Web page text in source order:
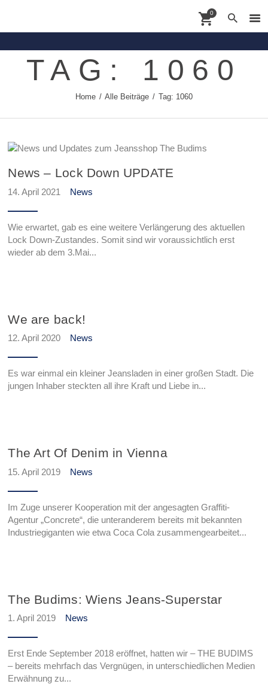
0
TAG: 1060
Home Alle Beiträge Tag: 1060
Contact
Brands
News – Lock Down UPDATE
14. April 2021 News
Wie erwartet, gab es eine weitere Verlängerung des aktuellen
Lock Down-Zustandes. Somit sind wir voraussichtlich erst
wieder ab dem 3.Mai...
We are back!
12. April 2020 News
Es war einmal ein kleiner Jeansladen in einer großen Stadt. Die
jungen Inhaber steckten all ihre Kraft und Liebe in...
The Art Of Denim in Vienna
15. April 2019 News
Im Zuge unserer Kooperation mit der angesagten Graffiti-
Agentur „Concrete“, die unteranderem bereits mit bekannten
Industriegiganten wie etwa Coca Cola zusammengearbeitet...
The Budims: Wiens Jeans-Superstar
1. April 2019 News
Erst Ende September 2018 eröffnet, hatten wir – THE BUDIMS
– bereits mehrfach das Vergnügen, in unterschiedlichen Medien
Erwähnung zu...